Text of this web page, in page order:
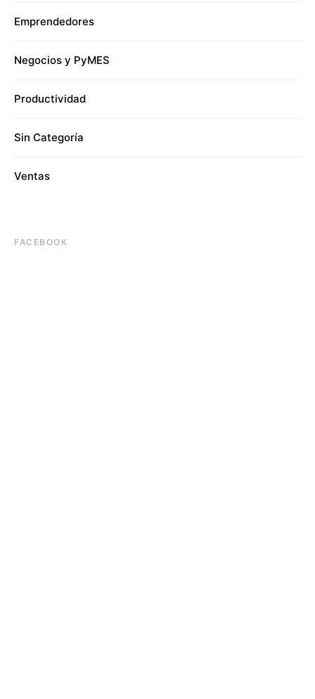
Emprendedores
Negocios y PyMES
Productividad
Sin Categoría
Ventas
FACEBOOK